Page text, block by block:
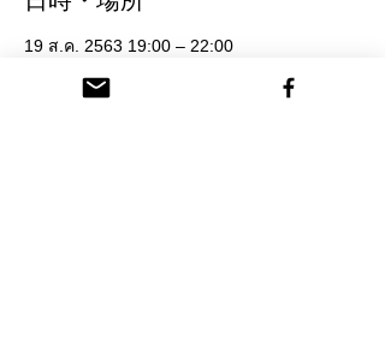
19 ส.ค. 2563 19:00 – 22:00
山県南砺市本町３丁目 26番地